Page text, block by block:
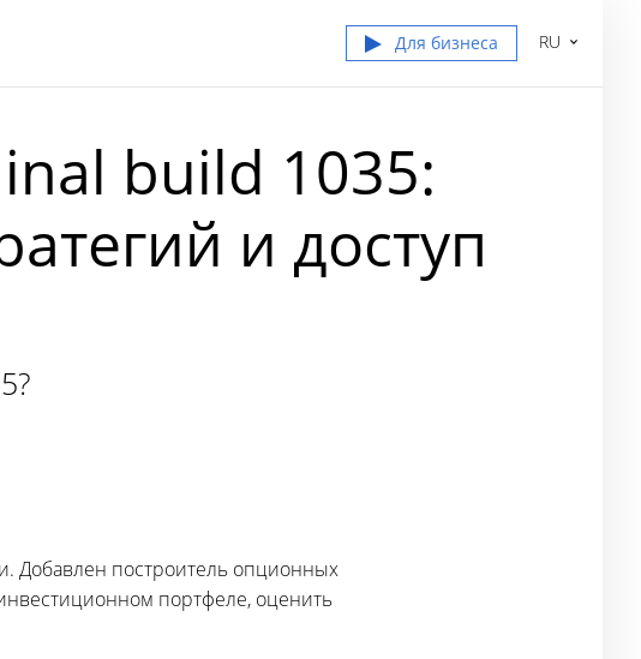
Для бизнеса RU
build 1035:
и доступ
Добавлен построитель опционных
портфеле, оценить